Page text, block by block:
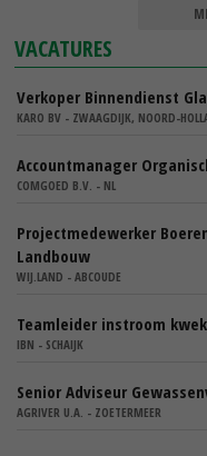
VACATURES
Verkoper Binnendienst
KARO BV - ZWAAGDIJK, NOORD-
Accountmanager
COMGOED B.V. - NL
Projectmedewerker
Landbouw
WIJ.LAND - ABCOUDE
Teamleider instroom
IBN - SCHAIJK
Senior Adviseur
AGRIVER U.A. - ZOETERMEER